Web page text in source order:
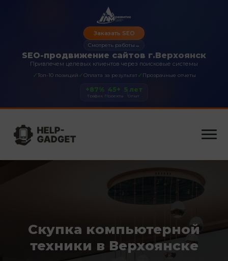
SEO-продвижение сайтов г.Верхоянск
Привлечем целевых клиентов через поисковые системы
✓Топ-10 позиций ✓Оплата за результат✓ Прозрачные отчеты
Заказать SEO
Смотреть работы →
+87%
Трафик
45+
Проекты
5 лет
Опыт
Скупка компьютерной
техники в Верхоянске